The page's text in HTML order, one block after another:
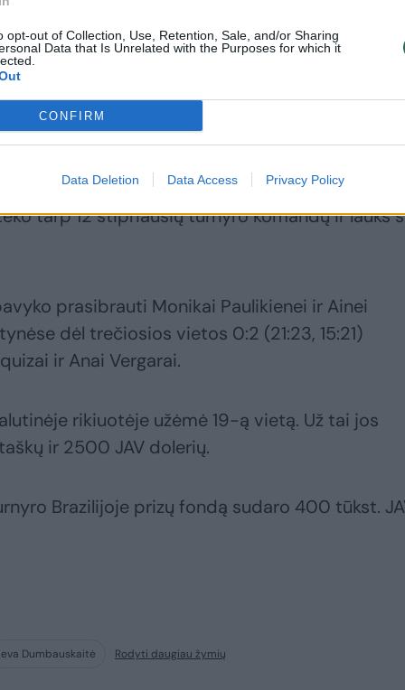
opt-out of Collection, Use, Retention, Sale, and/or Sharing
Data that Is Unrelated with the Purposes for which it
CONFIRM
Data Deletion Data Access Privacy Policy
titulai,
ir
Lukminas aplenkė
visus varžovus ir
rekordą
tarp 12 stipriausių turnyro komandų ir lauks
prasibrauti Monikai Paulikienei ir Ainei
dėl trečiosios vietos 0:2 (21:23, 15:21)
ir Anai Vergarai.
rikiuotėje užėmė 19-ą vietą. Už tai jos
ir 2500 JAV dolerių.
Brazilijoje prizų fondą sudaro 400 tūkst.
Ieva Dumbauskaitė Rodyti daugiau žymių